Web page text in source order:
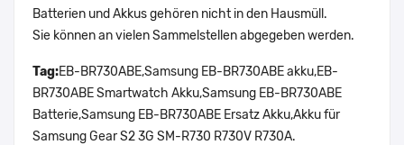
Batterien und Akkus gehören nicht in den Hausmüll.
Sie können an vielen Sammelstellen abgegeben werden.
Tag:EB-BR730ABE,Samsung EB-BR730ABE akku,EB-
BR730ABE Smartwatch Akku,Samsung EB-BR730ABE
Batterie,Samsung EB-BR730ABE Ersatz Akku,Akku für
Samsung Gear S2 3G SM-R730 R730V R730A.